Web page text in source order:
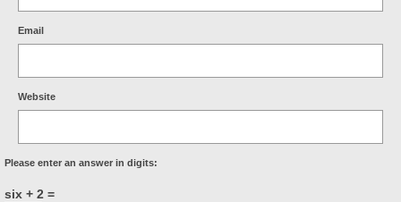
Email
Website
Please enter an answer in digits:
six + 2 =